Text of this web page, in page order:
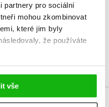
partnery pro sociální
mohou zkombinovat
které jim byly
že používáte
vše
pouze registrovaní uživatelé